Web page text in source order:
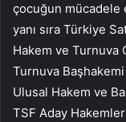
çocuğun mücadele
yanı sıra Türkiye
Hakem ve Turnuva
Turnuva
Ulusal Hakem ve
TSF Aday